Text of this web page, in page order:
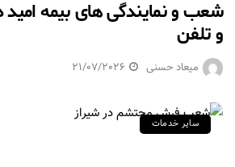
شعب و نمایندگی های بیمه
و تلفن
میعاد حسنی 21/07/2026
سایر خدمات